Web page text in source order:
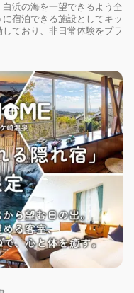
浜の海を一望できるよう全
宿泊できる施設としてキッ
ており、非日常体験をプラ